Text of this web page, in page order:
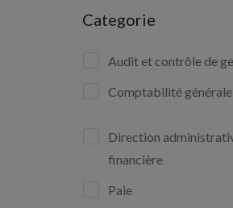
Categorie
Audit et contrôle de
Comptabilité générale
Direction
financière
Paie